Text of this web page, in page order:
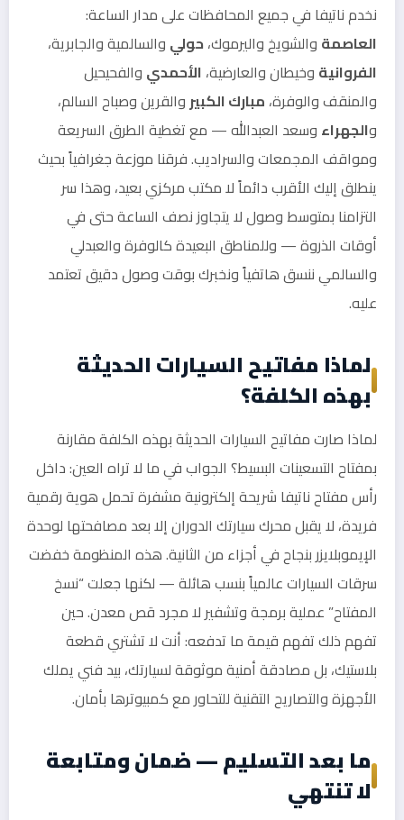
نخدم ناتيفا في جميع المحافظات على مدار الساعة:
العاصمة والشويخ واليرموك،حولي والسالمية والجابرية،
الفروانية وخيطان والعارضية، الأحمدي والفحيحيل
والمنقف والوفرة، مبارك الكبيروالقرين وصباح السالم،
والجهراء وسعد العبدالله — مع تغطية الطرق السريعة
ومواقف المجمعات والسراديب. فرقنا موزعة جغرافياً بحيث
ينطلق إليك الأقرب دائماً لا مكتب مركزي بعيد، وهذا سر
التزامنا بمتوسط وصول لا يتجاوز نصف الساعة حتى في
أوقات الذروة — وللمناطق البعيدة كالوفرة والعبدلي
والسالمي ننسق هاتفياً ونخبرك بوقت وصول دقيق تعتمد
عليه.
لماذا مفاتيح السيارات الحديثة
بهذه الكلفة؟
لماذا صارت مفاتيح السيارات الحديثة بهذه الكلفة مقارنة
بمفتاح التسعينات البسيط؟ الجواب في ما لا تراه العين: داخل
رأس مفتاح ناتيفا شريحة إلكترونية مشفرة تحمل هوية رقمية
فريدة، لا يقبل محرك سيارتك الدوران إلا بعد مصافحتها لوحدة
الإيموبلايزر بنجاح في أجزاء من الثانية. هذه المنظومة خفضت
سرقات السيارات عالمياً بنسب هائلة — لكنها جعلت “نسخ
المفتاح” عملية برمجة وتشفير لا مجرد قص معدن. حين
تفهم ذلك تفهم قيمة ما تدفعه: أنت لا تشتري قطعة
بلاستيك، بل مصادقة أمنية موثوقة لسيارتك، بيد فني يملك
الأجهزة والتصاريح التقنية للتحاور مع كمبيوترها بأمان.
ما بعد التسليم — ضمان ومتابعة
لا تنتهي